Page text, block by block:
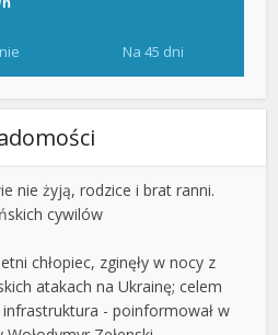
Na 45 dni
nie żyją, rodzice i brat ranni.
cywilów
chłopiec, zginęły w nocy z
atakach na Ukrainę; celem
- poinformował w